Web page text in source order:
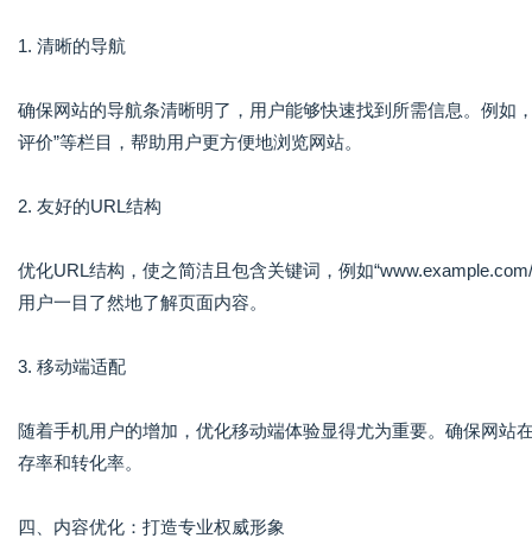
1. 清晰的导航
确保网站的导航条清晰明了，用户能够快速找到所需信息。例如
评价”等栏目，帮助用户更方便地浏览网站。
2. 友好的URL结构
优化URL结构，使之简洁且包含关键词，例如
用户一目了然地了解页面内容。
3. 移动端适配
随着手机用户的增加，优化移动端体验显得尤为重要。确保网
存率和转化率。
四、内容优化：打造专业权威形象